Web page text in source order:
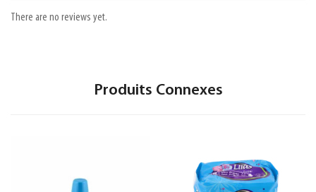
There are no reviews yet.
Produits Connexes